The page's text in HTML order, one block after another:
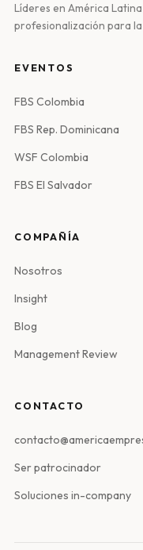
Líderes en América
profesionalización para
EVENTOS
FBS Colombia
FBS Rep. Dominicana
WSF Colombia
FBS El Salvador
COMPAÑÍA
Nosotros
Insight
Blog
Management Review
CONTACTO
Ser patrocinador
Soluciones in-company